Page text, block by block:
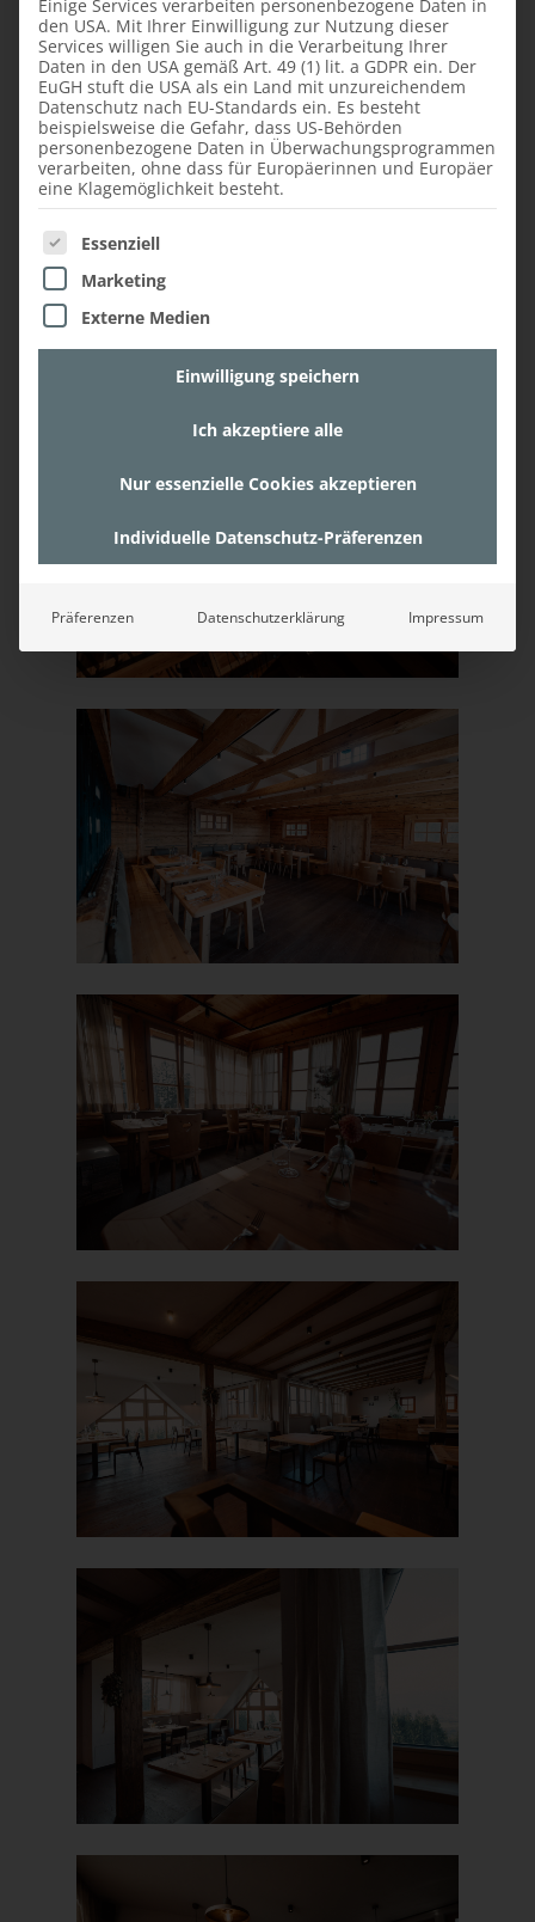
Einige Services verarbeiten personenbezogene Daten in
den USA. Mit Ihrer Einwilligung zur Nutzung dieser
Services willigen Sie auch in die Verarbeitung Ihrer
Daten in den USA gemäß Art. 49 (1) lit. a GDPR ein. Der
EuGH stuft die USA als ein Land mit unzureichendem
Datenschutz nach EU-Standards ein. Es besteht
beispielsweise die Gefahr, dass US-Behörden
personenbezogene Daten in Überwachungsprogrammen
verarbeiten, ohne dass für Europäerinnen und Europäer
eine Klagemöglichkeit besteht.
Es folgt eine Liste der Service-Gruppen, für die
Essenziell
Marketing
Externe Medien
Einwilligung speichern
Ich akzeptiere alle
Nur essenzielle Cookies akzeptieren
Individuelle Datenschutz-Präferenzen
Präferenzen Datenschutzerklärung Impressum